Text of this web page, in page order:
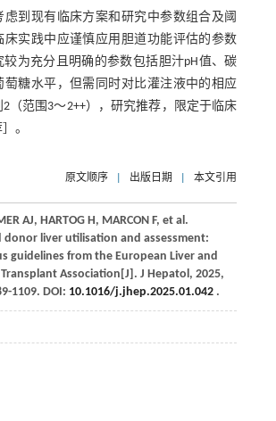
虑到现有临床方案和研究中参数组合及阈
床实践中应谨慎应用胆道功能评估的参数
较为充分且明确的参数包括胆汁pH值、碳
萄糖水平，但需同时对比灌注液中的相应
（范围3～2++），研究推荐，限定于临床
。
原文顺序 出版日期 本文引用
AJ, HARTOG H, MARCON F, et al .
donor liver utilisation and assessment:
guidelines from the European Liver and
Association[J]. J Hepatol , 2025,
1109. DOI: 10.1016/j.jhep.2025.01.042.